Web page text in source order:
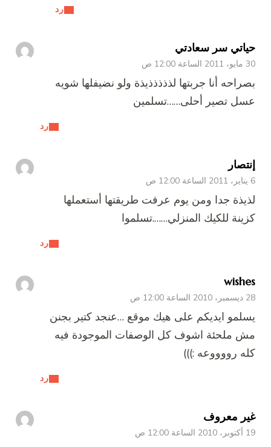
رد
حياتي سر سعادتي
30 مايو، 2011 الساعة 12:00 ص
رد
بصراحه أنا جربتها لذذذذذيذة ولو نضيفلها شويه
عسل تصير أحلى……تسلمين
إنتصار
6 يناير، 2011 الساعة 12:00 ص
رد
لذيذة جدا ومن يوم عرفت طريقتها أستعملها
كزينة للكيك المنزلي…….تسلموا
wishes
28 ديسمبر، 2010 الساعة 12:00 ص
رد
يسلمو ايديكم على هيك موقع …عنجد كتير بجنن
مش ملحئة اشوف كل الوصفات الموجودة فيه
كله رووووعه :)))
غير معروف
19 أكتوبر، 2010 الساعة 12:00 ص